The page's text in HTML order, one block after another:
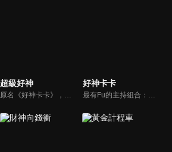
超級好神
原名《好神卡卡》，後改名為《超級好神》，是一檔益智類綜藝節目，由「A咖天王」徐乃麟搭配黃鐙輝主持。「好神智慧王」、「好神記憶王」、「誰是爆點王」、「好神送好禮」四個單元，讓來賓一較高下。比反應，比記憶，比機智，比膽識，幸運女神的眷顧與遠離永遠都是個未知數！
好神卡卡
最有Fu的主持組合：「A咖天王」徐乃麟+「好神天心」朱芯儀+「真理大學校花」洪棠+「台大獸醫碩士」LYDIA。遊戲的層層關卡，來賓必須要和主持人比反應，比記憶，比機智，比膽識，幸運女神的眷顧與遠離永遠都是個未知數！